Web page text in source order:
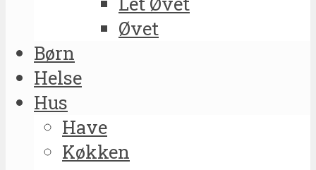
Øvet
Børn
Helse
Hus
Have
Køkken